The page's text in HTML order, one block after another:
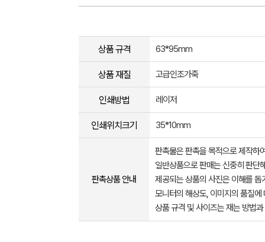
상품 규격 63*95mm
상품 재질 고급인조가죽
인쇄방법 레이저
인쇄위치크기 35*10mm
판촉상품 안내
판촉물은 판촉을 목적으로 제작하
일반상품으로 판매는 신중히 판단
제공되는 상품의 사진은 이해를
모니터의 해상도, 이미지의 품질
상품 규격 및 사이즈는 재는 방법